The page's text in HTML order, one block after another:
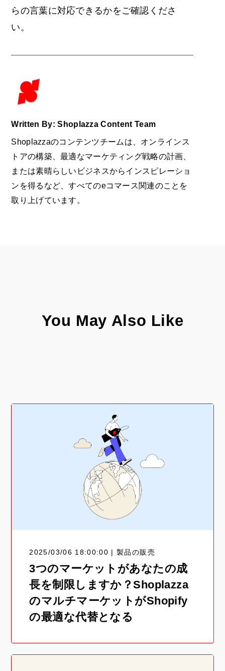
らの言葉に対応できるかをご確認くださ
い。
Written By: Shoplazza Content Team
Shoplazzaのコンテンツチームは、オンラインス
トアの構築、最適なマーケティング戦略の計画、
または素晴らしいビジネスからインスピレーショ
ンを得るなど、すべてのeコマース関連のことを
取り上げています。
You May Also Like
2025/03/06 18:00:00 | 製品の販売
3つのマーケットがあなたの成
長を制限しますか？Shoplazza
のマルチマーケットがShopify
の最適な代替となる